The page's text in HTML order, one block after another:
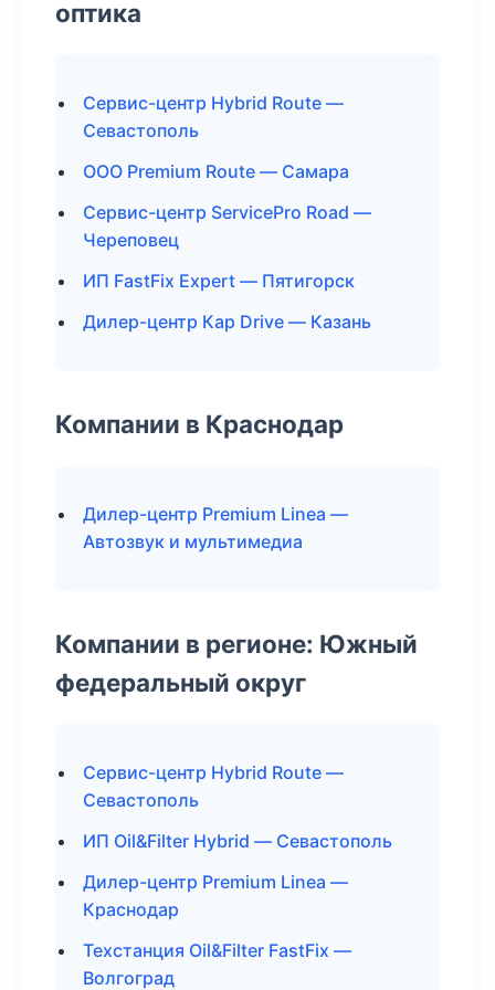
оптика
Сервис-центр Hybrid Route —
Севастополь
ООО Premium Route — Самара
Сервис-центр ServicePro Road —
Череповец
ИП FastFix Expert — Пятигорск
Дилер-центр Кар Drive — Казань
Компании в Краснодар
Дилер-центр Premium Linea —
Автозвук и мультимедиа
Компании в регионе: Южный
федеральный округ
Сервис-центр Hybrid Route —
Севастополь
ИП Oil&Filter Hybrid — Севастополь
Дилер-центр Premium Linea —
Краснодар
Техстанция Oil&Filter FastFix —
Волгоград